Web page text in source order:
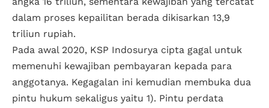
dalam proses kepailitan berada dikisarkan 13,9
triliun rupiah.
Pada awal 2020, KSP Indosurya cipta gagal untuk
memenuhi kewajiban pembayaran kepada para
anggotanya. Kegagalan ini kemudian membuka dua
pintu hukum sekaligus yaitu 1). Pintu perdata